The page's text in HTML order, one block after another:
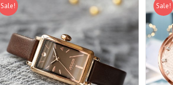
Sale! Sale!